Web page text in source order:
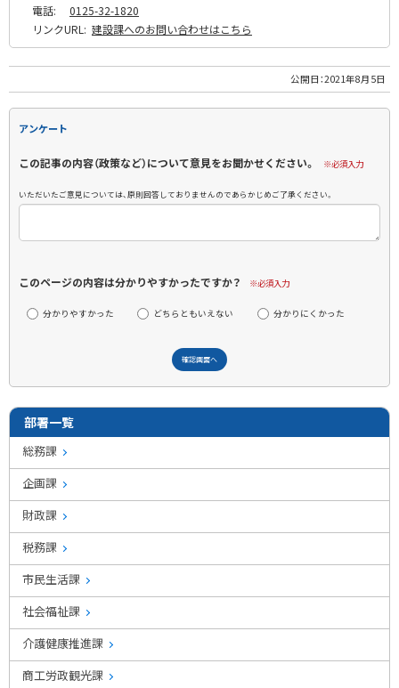
電話:
0125-32-1820
リンクURL: 建設課へのお問い合わせはこちら
公開日：2021年8月5日
アンケート
この記事の内容（政策など）について意見をお聞かせください。 ※必須入力
いただいたご意見については、原則回答しておりませんのであらかじめご了承ください。
このページの内容は分かりやすかったですか？ ※必須入力
分かりやすかった どちらともいえない 分かりにくかった
部署一覧
総務課
企画課
財政課
税務課
市民生活課
社会福祉課
介護健康推進課
商工労政観光課